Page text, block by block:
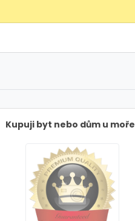
Kupuji byt nebo dům u